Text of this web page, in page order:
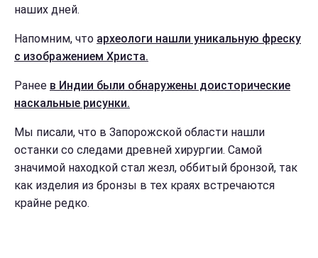
наших дней.
Напомним, что археологи нашли уникальную фреску
с изображением Христа.
Ранее в Индии были обнаружены доисторические
наскальные рисунки.
Мы писали, что в Запорожской области нашли
останки со следами древней хирургии. Самой
значимой находкой стал жезл, оббитый бронзой, так
как изделия из бронзы в тех краях встречаются
крайне редко.